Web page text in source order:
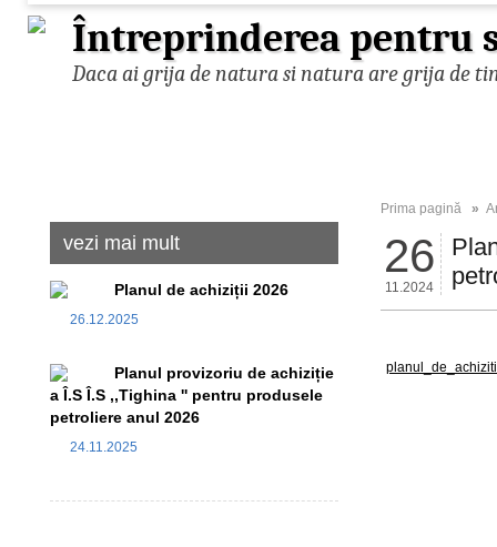
Întreprinderea pentru
Daca ai grija de natura si natura are grija de
vezi mai mult
Planul de achiziții 2026
26.12.2025
Planul provizoriu de achiziție
a Î.S Î.S ,,Tighina '' pentru produsele
petroliere anul 2026
24.11.2025
Prima pagină »
26
11.2024